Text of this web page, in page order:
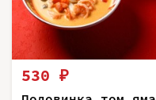
530 ₽